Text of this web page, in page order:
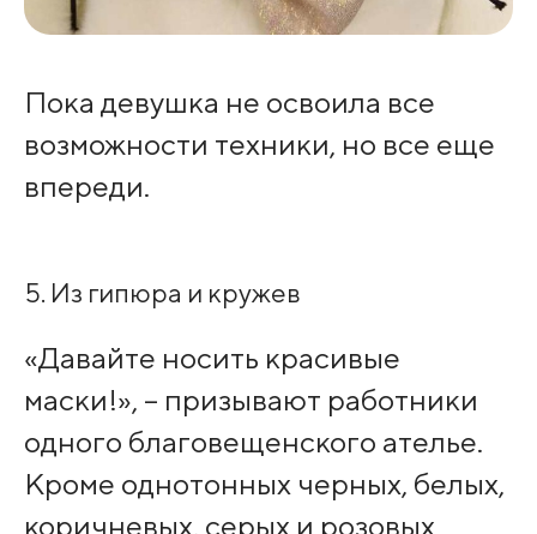
Пока девушка не освоила все
возможности техники, но все еще
впереди.
5. Из гипюра и кружев
«Давайте носить красивые
маски!», – призывают работники
одного благовещенского ателье.
Кроме однотонных черных, белых,
коричневых, серых и розовых